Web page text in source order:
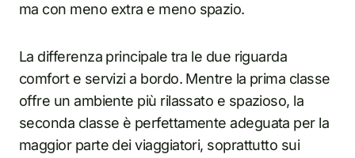
ma con meno extra e meno spazio.
La differenza principale tra le due riguarda
comfort e servizi a bordo. Mentre la prima classe
offre un ambiente più rilassato e spazioso, la
seconda classe è perfettamente adeguata per la
maggior parte dei viaggiatori, soprattutto sui